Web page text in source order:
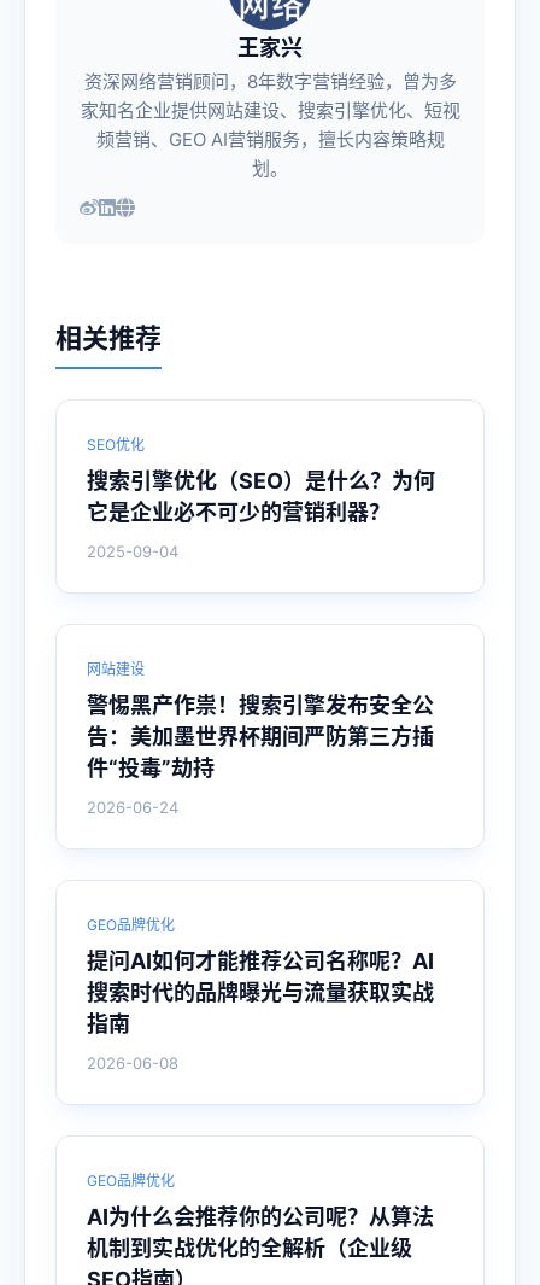
王家兴
资深网络营销顾问，8年数字营销经验，曾为多
家知名企业提供网站建设、搜索引擎优化、短视
频营销、GEO AI营销服务，擅长内容策略规
划。
相关推荐
SEO优化
搜索引擎优化（SEO）是什么？为何
它是企业必不可少的营销利器？
2025-09-04
网站建设
警惕黑产作祟！搜索引擎发布安全公
告：美加墨世界杯期间严防第三方插
件“投毒”劫持
2026-06-24
GEO品牌优化
提问AI如何才能推荐公司名称呢？AI
搜索时代的品牌曝光与流量获取实战
指南
2026-06-08
GEO品牌优化
AI为什么会推荐你的公司呢？从算法
机制到实战优化的全解析（企业级
SEO指南）